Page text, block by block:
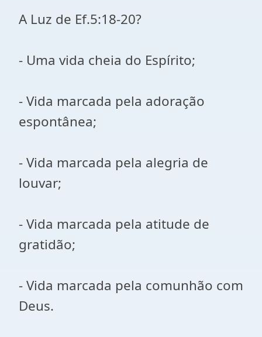
A Luz de Ef.5:18-20?
- Uma vida cheia do Espírito;
- Vida marcada pela adoração
espontânea;
- Vida marcada pela alegria de
louvar;
- Vida marcada pela atitude de
gratidão;
- Vida marcada pela comunhão com
Deus.